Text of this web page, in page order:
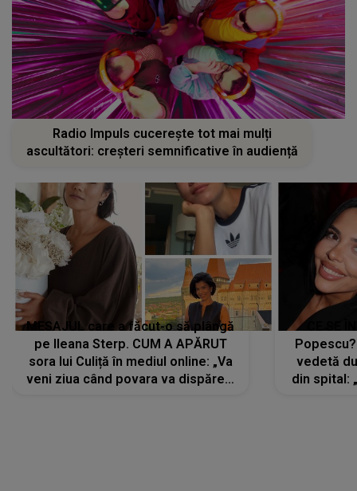
Radio Impuls cucerește tot mai mulți
ascultători: creșteri semnificative în audiență
MESAJUL care a făcut-o să plângă
pe Ileana Sterp. CUM A APĂRUT
sora lui Culiță în mediul online: „Va
veni ziua când povara va dispărea,
vedetă
din spital: